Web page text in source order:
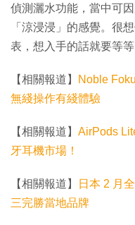
偵測灑水功能，當中可
「涼浸浸」的感覺。很
表，想入手的話就要等等
【相關報道】
Noble
無綫操作有綫體驗
【相關報道】 AirPods
牙耳機市場！
【相關報道】
日本 2 月
三完勝當地品牌